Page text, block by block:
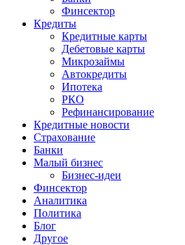
Финсектор
Кредиты
Кредитные карты
Дебетовые карты
Микрозаймы
Автокредиты
Ипотека
РКО
Рефинансирование
Кредитные новости
Страхование
Банки
Малый бизнес
Бизнес-идеи
Финсектор
Аналитика
Политика
Блог
Другое